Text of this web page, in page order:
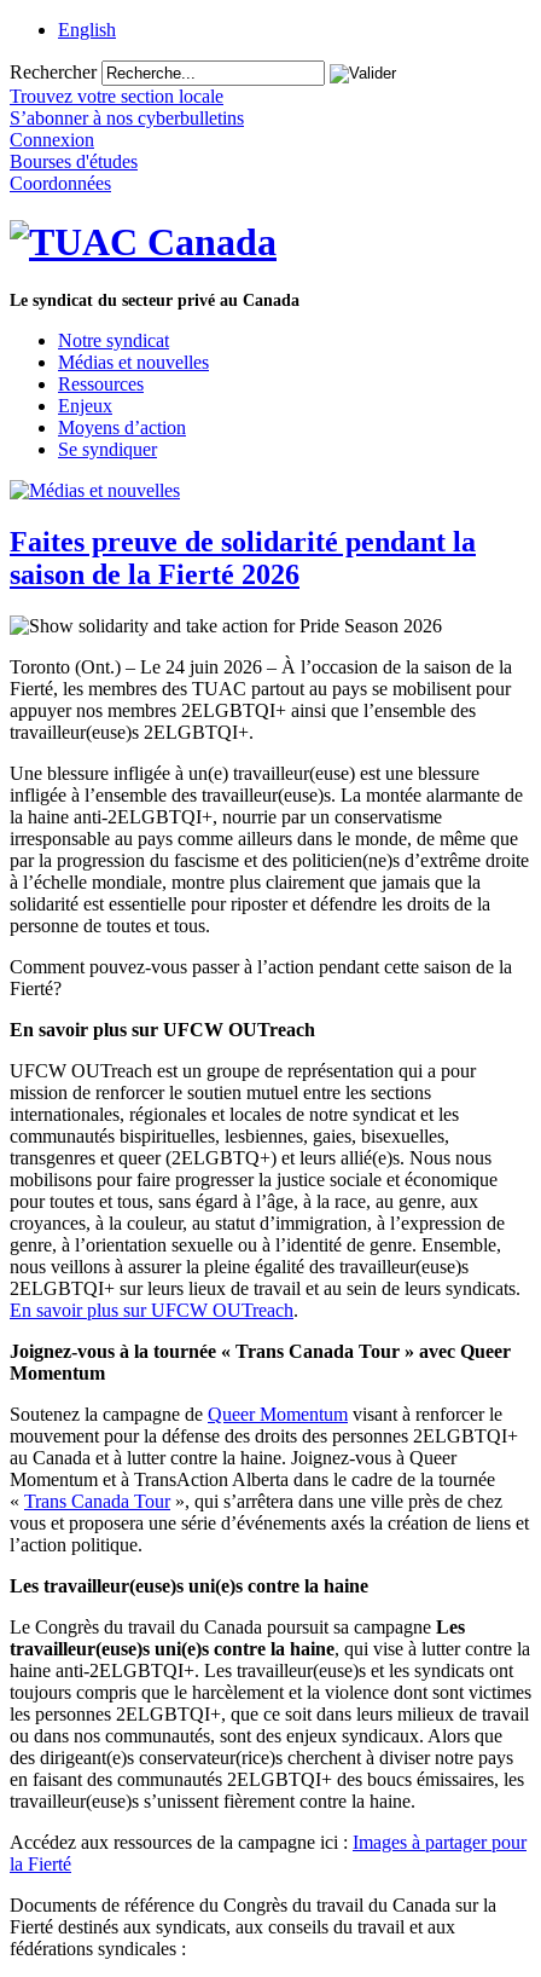
English
Rechercher
Trouvez votre section locale
S’abonner à nos cyberbulletins
Connexion
Bourses d'études
Coordonnées
Le syndicat du secteur privé au Canada
Notre syndicat
Médias et nouvelles
Ressources
Enjeux
Moyens d’action
Se syndiquer
Faites preuve de solidarité pendant la
saison de la Fierté 2026
Toronto (Ont.) – Le 24 juin 2026 – À l’occasion de la saison de la
Fierté, les membres des TUAC partout au pays se mobilisent pour
appuyer nos membres 2ELGBTQI+ ainsi que l’ensemble des
travailleur(euse)s 2ELGBTQI+.
Une blessure infligée à un(e) travailleur(euse) est une blessure
infligée à l’ensemble des travailleur(euse)s. La montée alarmante de
la haine anti-2ELGBTQI+, nourrie par un conservatisme
irresponsable au pays comme ailleurs dans le monde, de même que
par la progression du fascisme et des politicien(ne)s d’extrême droite
à l’échelle mondiale, montre plus clairement que jamais que la
solidarité est essentielle pour riposter et défendre les droits de la
personne de toutes et tous.
Comment pouvez-vous passer à l’action pendant cette saison de la
Fierté?
En savoir plus sur UFCW OUTreach
UFCW OUTreach est un groupe de représentation qui a pour
mission de renforcer le soutien mutuel entre les sections
internationales, régionales et locales de notre syndicat et les
communautés bispirituelles, lesbiennes, gaies, bisexuelles,
transgenres et queer (2ELGBTQ+) et leurs allié(e)s. Nous nous
mobilisons pour faire progresser la justice sociale et économique
pour toutes et tous, sans égard à l’âge, à la race, au genre, aux
croyances, à la couleur, au statut d’immigration, à l’expression de
genre, à l’orientation sexuelle ou à l’identité de genre. Ensemble,
nous veillons à assurer la pleine égalité des travailleur(euse)s
2ELGBTQI+ sur leurs lieux de travail et au sein de leurs syndicats.
En savoir plus sur UFCW OUTreach.
Joignez-vous à la tournée « Trans Canada Tour » avec Queer
Momentum
Soutenez la campagne de Queer Momentum visant à renforcer le
mouvement pour la défense des droits des personnes 2ELGBTQI+
au Canada et à lutter contre la haine. Joignez-vous à Queer
Momentum et à TransAction Alberta dans le cadre de la tournée
« Trans Canada Tour», qui s’arrêtera dans une ville près de chez
vous et proposera une série d’événements axés la création de liens et
l’action politique.
Les travailleur(euse)s uni(e)s contre la haine
Le Congrès du travail du Canada poursuit sa campagne Les
travailleur(euse)s uni(e)s contre la haine, qui vise à lutter contre la
haine anti-2ELGBTQI+. Les travailleur(euse)s et les syndicats ont
toujours compris que le harcèlement et la violence dont sont victimes
les personnes 2ELGBTQI+, que ce soit dans leurs milieux de travail
ou dans nos communautés, sont des enjeux syndicaux. Alors que
des dirigeant(e)s conservateur(rice)s cherchent à diviser notre pays
en faisant des communautés 2ELGBTQI+ des boucs émissaires, les
travailleur(euse)s s’unissent fièrement contre la haine.
Accédez aux ressources de la campagne ici : Images à partager pour
la Fierté
Documents de référence du Congrès du travail du Canada sur la
Fierté destinés aux syndicats, aux conseils du travail et aux
fédérations syndicales :